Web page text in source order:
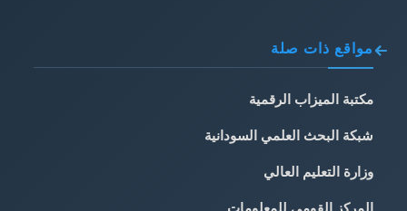
مواقع ذات صلة
مكتبة الميزاب الرقمية
شبكة البحث العلمي السودانية
وزارة التعليم العالي
المركز القومي للمعلومات